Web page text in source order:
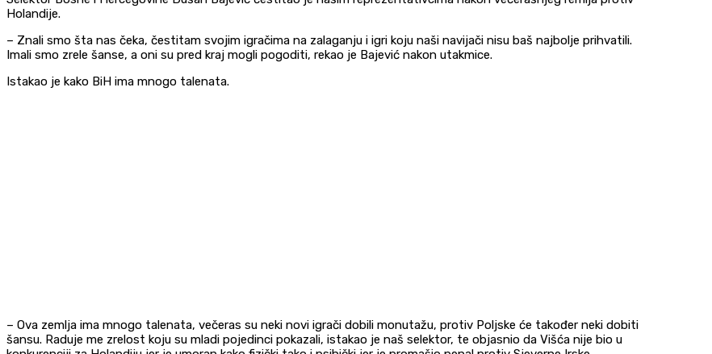
Holandije.
– Znali smo šta nas čeka, čestitam svojim igračima na zalaganju i igri koju naši navijači nisu baš najbolje prihvatili.
Imali smo zrele šanse, a oni su pred kraj mogli pogoditi, rekao je Bajević nakon utakmice.
Istakao je kako BiH ima mnogo talenata.
– Ova zemlja ima mnogo talenata, večeras su neki novi igrači dobili monutažu, protiv Poljske će također neki dobiti
šansu. Raduje me zrelost koju su mladi pojedinci pokazali, istakao je naš selektor, te objasnio da Višća nije bio u